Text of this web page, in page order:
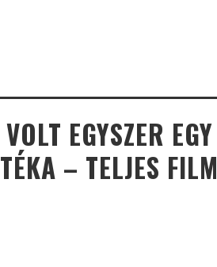
VOLT EGYSZER EGY
TÉKA – TELJES FILM